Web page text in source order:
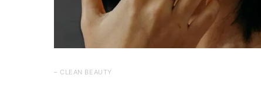
– CLEAN BEAUTY